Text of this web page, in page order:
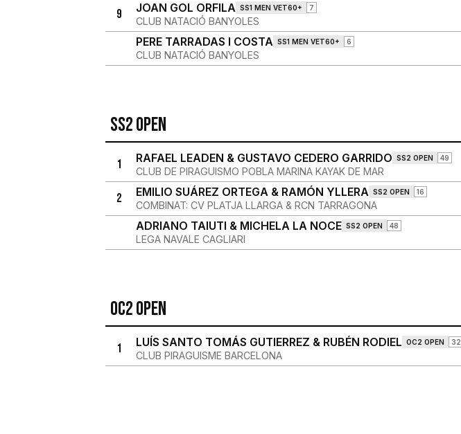
9 JOAN GOL ORFILA SS1 MEN VET60+ 7
CLUB NATACIÓ BANYOLES
PERE TARRADAS I COSTA SS1 MEN VET60+ 6
CLUB NATACIÓ BANYOLES
SS2 OPEN
1 RAFAEL LEADEN & GUSTAVO CEDERO GARRIDO SS2 OPEN 49
CLUB DE PIRAGUISMO POBLA MARINA KAYAK DE MAR
2 EMILIO SUÁREZ ORTEGA & RAMÓN YLLERA SS2 OPEN 16
COMBINAT: CV PLATJA LLARGA & RCN TARRAGONA
ADRIANO TAIUTI & MICHELA LA NOCE SS2 OPEN 48
LEGA NAVALE CAGLIARI
Oc2 OPEN
1 LUÍS SANTO TOMÁS GUTIERREZ & RUBÉN RODIEL OC2 OPEN 32
CLUB PIRAGUISME BARCELONA